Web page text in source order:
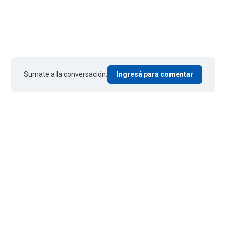
Sumate a la conversación. Ingresá para comentar